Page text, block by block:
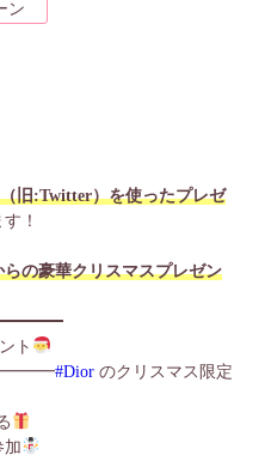
ン
旧:Twitter）を使ったプレゼ
！
の豪華クリスマスプレゼン
ト
#Dior のクリスマス限定
加